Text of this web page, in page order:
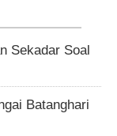
Sekadar Soal
Batanghari